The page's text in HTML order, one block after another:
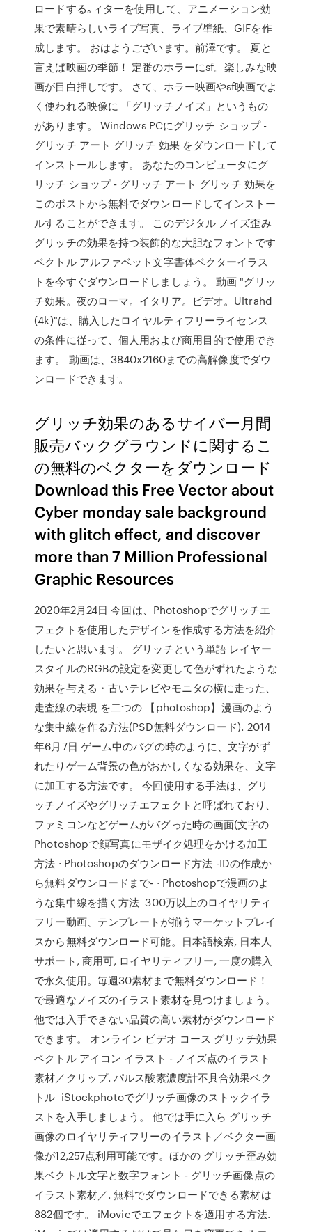
ロードする｡ィターを使用して、アニメーション効
果で素晴らしいライブ写真、ライブ壁紙、GIFを作
成します。 おはようございます。前澤です。 夏と
言えば映画の季節！ 定番のホラーにsf。楽しみな映
画が目白押しです。 さて、ホラー映画やsf映画でよ
く使われる映像に 「グリッチノイズ」というもの
があります。 Windows PCにグリッチ ショップ -
グリッチ アート グリッチ 効果 をダウンロードして
インストールします。 あなたのコンピュータにグ
リッチ ショップ - グリッチ アート グリッチ 効果を
このポストから無料でダウンロードしてインストー
ルすることができます。 このデジタル ノイズ歪み
グリッチの効果を持つ装飾的な大胆なフォントです
ベクトル アルファベット文字書体ベクターイラス
トを今すぐダウンロードしましょう。 動画 "グリッ
チ効果。夜のローマ。イタリア。ビデオ。Ultrahd
(4k)"は、購入したロイヤルティフリーライセンス
の条件に従って、個人用および商用目的で使用でき
ます。 動画は、3840x2160までの高解像度でダウ
ンロードできます。
グリッチ効果のあるサイバー月間
販売バックグラウンドに関するこ
の無料のベクターをダウンロード
Download this Free Vector about
Cyber monday sale background
with glitch effect, and discover
more than 7 Million Professional
Graphic Resources
2020年2月24日 今回は、Photoshopでグリッチエ
フェクトを使用したデザインを作成する方法を紹介
したいと思います。 グリッチという単語 レイヤー
スタイルのRGBの設定を変更して色がずれたような
効果を与える・古いテレビやモニタの横に走った、
走査線の表現 を二つの 【photoshop】漫画のよう
な集中線を作る方法(PSD無料ダウンロード). 2014
年6月7日 ゲーム中のバグの時のように、文字がず
れたりゲーム背景の色がおかしくなる効果を、文字
に加工する方法です。 今回使用する手法は、グリ
ッチノイズやグリッチエフェクトと呼ばれており、
ファミコンなどゲームがバグった時の画面(文字の
Photoshopで顔写真にモザイク処理をかける加工
方法 · Photoshopのダウンロード方法 -IDの作成か
ら無料ダウンロードまで- · Photoshopで漫画のよ
うな集中線を描く方法 300万以上のロイヤリティ
フリー動画、テンプレートが揃うマーケットプレイ
スから無料ダウンロード可能。日本語検索, 日本人
サポート, 商用可, ロイヤリティフリー, 一度の購入
で永久使用。毎週30素材まで無料ダウンロード！
で最適なノイズのイラスト素材を見つけましょう。
他では入手できない品質の高い素材がダウンロード
できます。 オンライン ビデオ コース グリッチ効果
ベクトル アイコン イラスト - ノイズ点のイラスト
素材／クリップ. パルス酸素濃度計不具合効果ベク
トル iStockphotoでグリッチ画像のストックイラ
ストを入手しましょう。 他では手に入ら グリッチ
画像のロイヤリティフリーのイラスト／ベクター画
像が12,257点利用可能です。ほかの グリッチ歪み効
果ベクトル文字と数字フォント - グリッチ画像点の
イラスト素材／. 無料でダウンロードできる素材は
882個です。 iMovieでエフェクトを適用する方法.